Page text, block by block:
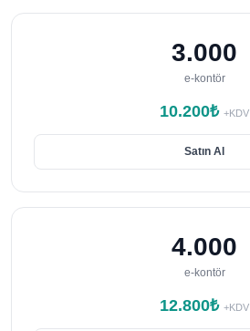
3.000
e-kontör
10.200₺ +KDV
Satın Al
4.000
e-kontör
12.800₺ +KDV